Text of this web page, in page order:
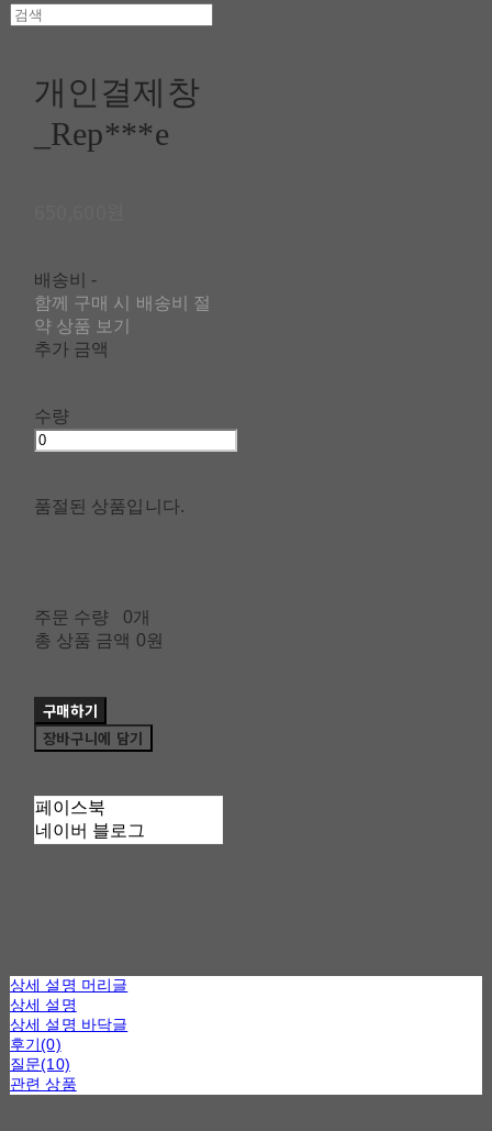
개인결제창
_Rep***e
배송비 -
함께 구매 시 배송비 절
약 상품 보기
추가 금액
수량
품절된 상품입니다.
주문 수량
0개
총 상품 금액 0원
구매하기
장바구니에 담기
페이스북
네이버 블로그
상세 설명 머리글
상세 설명
상세 설명 바닥글
후기(0)
질문(10)
관련 상품